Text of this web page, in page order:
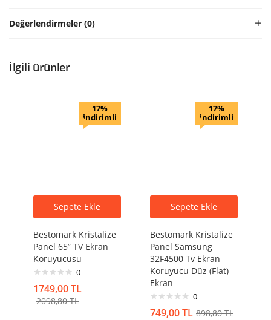
Değerlendirmeler (0)
İlgili ürünler
17%
indirimli
Sepete Ekle
Bestomark Kristalize
Panel 65” TV Ekran
Koruyucusu
0
1749,00TL
2098,80TL
17%
indirimli
Sepete Ekle
Bestomark Kristalize
Panel Samsung
32F4500 Tv Ekran
Koruyucu Düz (Flat)
Ekran
0
749,00TL 898,80TL